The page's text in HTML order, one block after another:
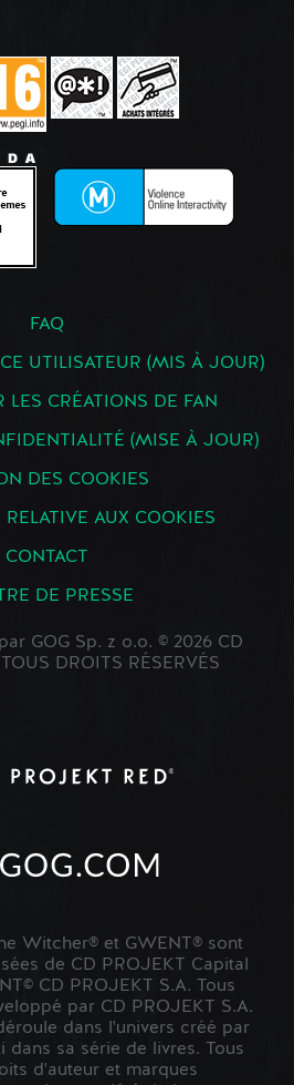
FAQ
UTILISATEUR (MIS À JOUR)
LES CRÉATIONS DE FAN
(MISE À JOUR)
DES COOKIES
RELATIVE AUX COOKIES
CONTACT
DE PRESSE
GOG Sp. z o.o. © 2026 CD
DROITS RÉSERVÉS
Witcher® et GWENT® sont
de CD PROJEKT Capital
CD PROJEKT S.A. Tous
par CD PROJEKT S.A.
dans l'univers créé par
dans sa série de livres. Tous
d'auteur et marques